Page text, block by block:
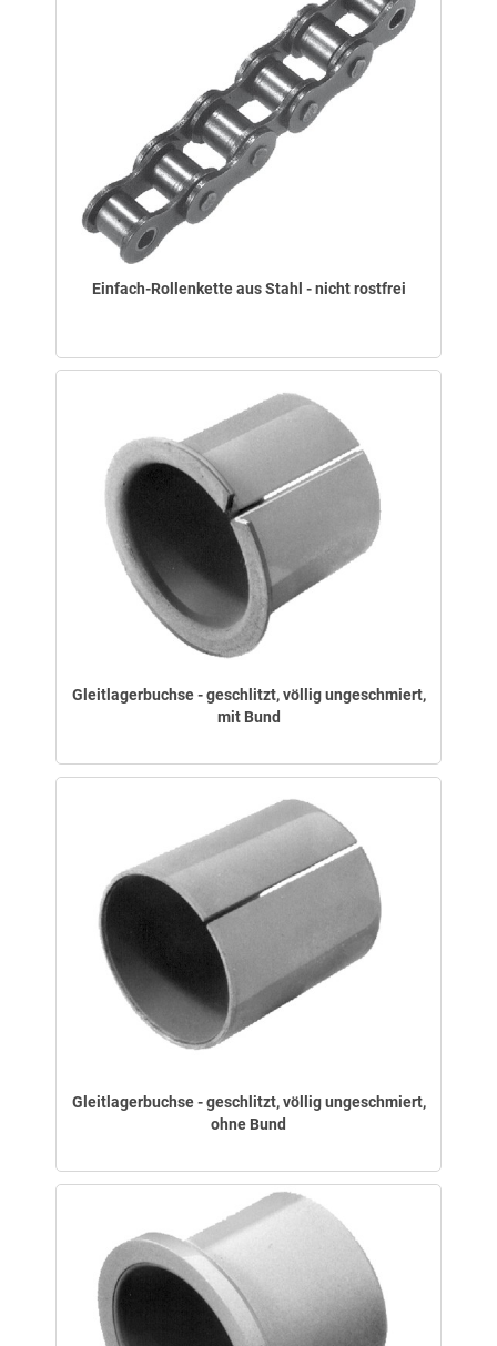
Einfach-Rollenkette aus Stahl - nicht rostfrei
Gleitlagerbuchse - geschlitzt, völlig ungeschmiert,
mit Bund
Gleitlagerbuchse - geschlitzt, völlig ungeschmiert,
ohne Bund